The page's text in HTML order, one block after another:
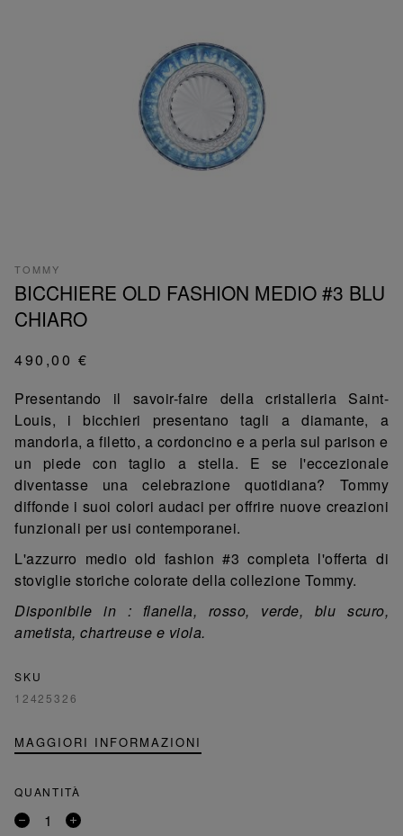
TOMMY
BICCHIERE OLD FASHION MEDIO #3 BLU
CHIARO
490,00 €
Presentando il savoir-faire della cristalleria Saint-
Louis, i bicchieri presentano tagli a diamante, a
mandorla, a filetto, a cordoncino e a perla sul parison e
un piede con taglio a stella. E se l'eccezionale
diventasse una celebrazione quotidiana? Tommy
diffonde i suoi colori audaci per offrire nuove creazioni
funzionali per usi contemporanei.
L'azzurro medio old fashion #3 completa l'offerta di
stoviglie storiche colorate della collezione Tommy.
Disponibile in : flanella, rosso, verde, blu scuro,
ametista, chartreuse e viola.
SKU
12425326
MAGGIORI INFORMAZIONI
QUANTITÀ
Rimuovi
Aggiungi